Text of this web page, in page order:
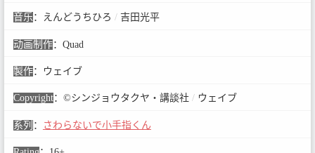
音乐 ： えんどうちひろ /吉田光平
动画制作： Quad
製作： ウェイブ
Copyright： ©シンジョウタクヤ・講談社 /ウェイブ
系列 ： さわらないで小手指くん